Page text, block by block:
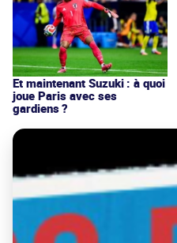
Et maintenant Suzuki : à quoi
joue Paris avec ses
gardiens ?